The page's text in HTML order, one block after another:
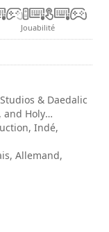
Jouabilité
& Daedalic
and Holy
logos are
and the
Entertainment
Indé,
Allemand,